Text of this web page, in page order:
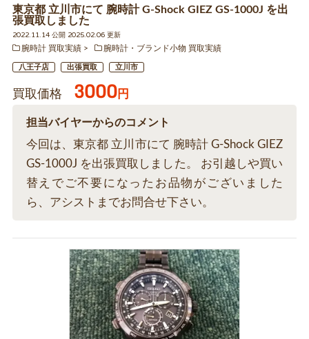
東京都 立川市にて 腕時計 G-Shock GIEZ GS-1000J を出
張買取しました
2022.11.14 公開 2025.02.06 更新
腕時計 買取実績
腕時計・ブランド小物 買取実績
八王子店 出張買取 立川市
買取価格 3000円
担当バイヤーからのコメント
今回は、東京都 立川市にて 腕時計 G-Shock GIEZ
GS-1000J を出張買取しました。 お引越しや買い
替えでご不要になったお品物がございました
ら、アシストまでお問合せ下さい。